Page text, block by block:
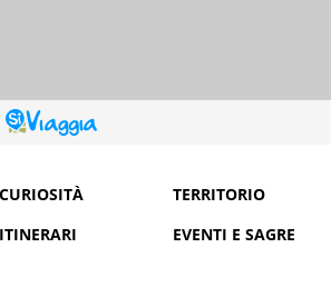
CURIOSITÀ
TERRITORIO
ITINERARI EVENTI E SAGRE